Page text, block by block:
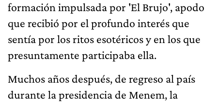
formación impulsada por 'El Brujo', apodo
que recibió por el profundo interés que
sentía por los ritos esotéricos y en los que
presuntamente participaba ella.
Muchos años después, de regreso al país
durante la presidencia de Menem, la